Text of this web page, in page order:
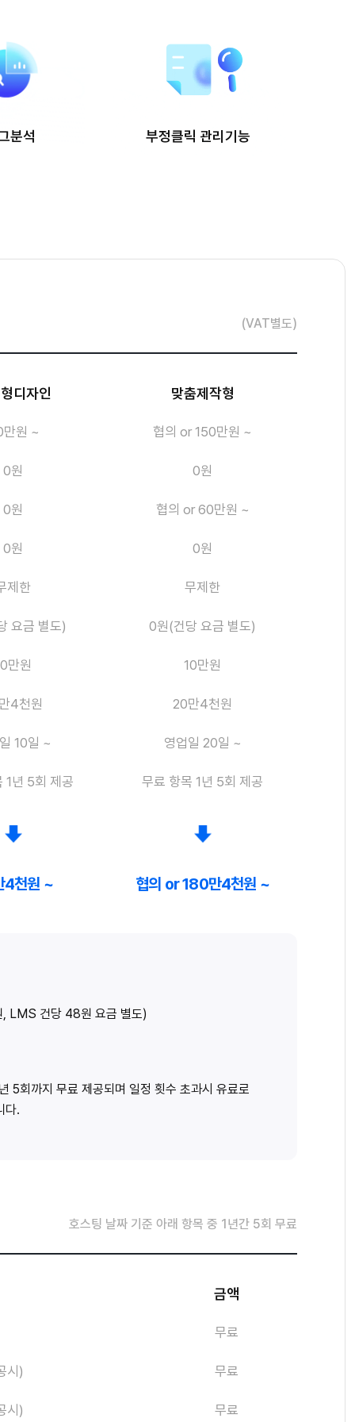
분석 부정클릭 관리기능
(VAT별도)
디자인 맞춤제작형
원 ~ 협의 or 150만원 ~
0원 0원
0원 협의 or 60만원 ~
0원 0원
제한 무제한
요금 별도) 0원(건당 요금 별도)
만원 10만원
4천원 20만4천원
10일 ~ 영업일 20일 ~
1년 5회 제공 무료 항목 1년 5회 제공
천원 ~ 협의 or 180만4천원 ~
, LMS 건당 48원 요금 별도)
5회까지 무료 제공되며 일정 횟수 초과시 유료로
다.
호스팅 날짜 기준 아래 항목 중 1년간 5회 무료
금액
무료
시) 무료
시) 무료